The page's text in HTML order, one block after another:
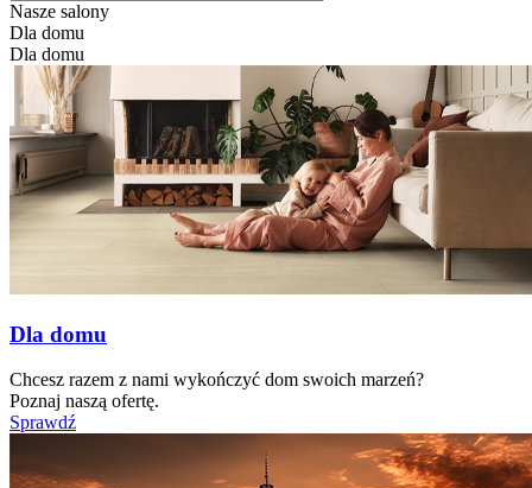
Nasze salony
Dla domu
Dla domu
Dla domu
Chcesz razem z nami wykończyć dom swoich marzeń?
Poznaj naszą ofertę.
Sprawdź